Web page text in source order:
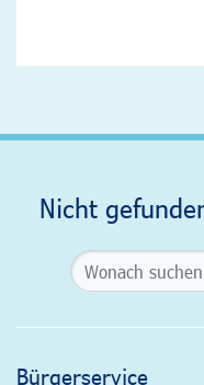
Nicht
Bürgerservice